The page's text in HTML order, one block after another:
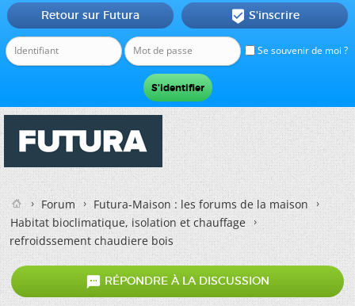
Se souvenir de moi ?
Retour sur Futura  S'inscrire
Forum
Futura-Maison : les forums de la maison
Habitat bioclimatique, isolation et chauffage
refroidssement chaudiere bois
 RÉPONDRE À LA DISCUSSION